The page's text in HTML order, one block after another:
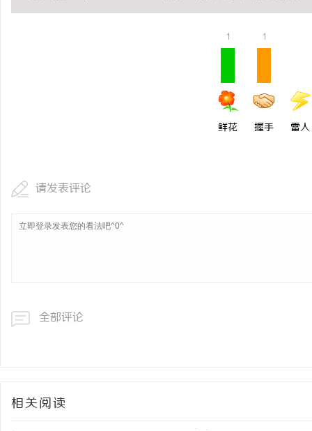
1
鲜花
1
握手 雷人
请发表评论
全部评论
相关阅读